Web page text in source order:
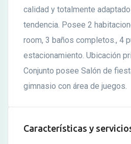
calidad y totalmente
tendencia. Posee 2
room, 3 baños completos., 4
estacionamiento. Ubicación
Conjunto posee Salón de
gimnasio con área de juegos.
Características y